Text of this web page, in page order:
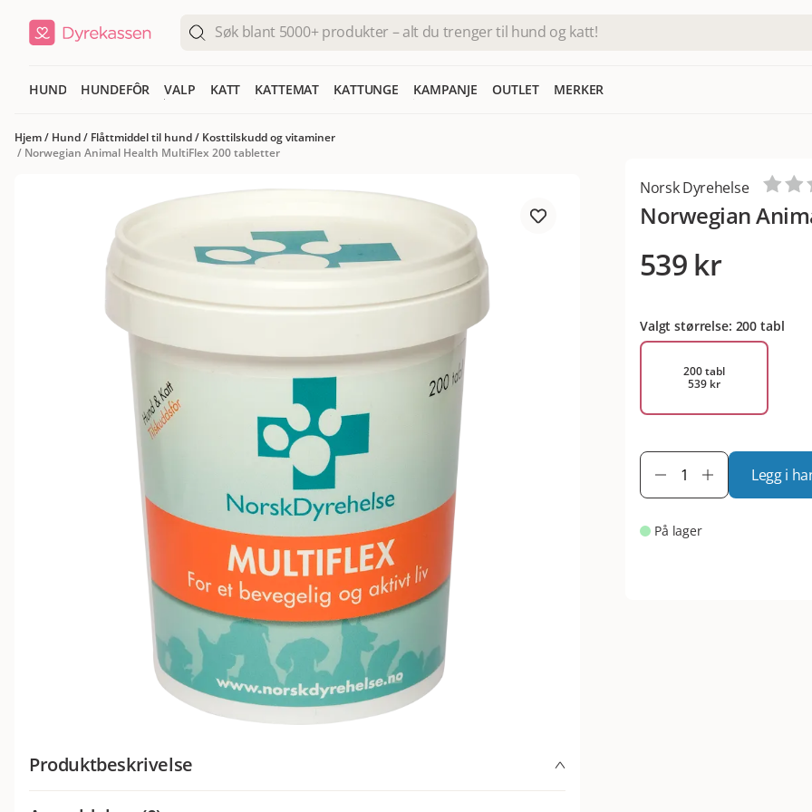
HUND HUNDEFÔR VALP KATT KATTEMAT KATTUNGE KAMPANJE OUTLET MERKER
Hjem/ Hund/ Flåttmiddel til hund/ Kosttilskudd og vitaminer
/ Norwegian Animal Health MultiFlex 200 tabletter
Produktbeskrivelse
Norsk Dyrehelse
Norwegian
539 kr
Valgt størrelse: 200 tabl
200 tabl
539 kr
Legg i
På lager